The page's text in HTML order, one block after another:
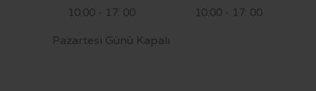
10:00 - 17: 00 10:00 - 17: 00
Pazartesi Günü Kapalı